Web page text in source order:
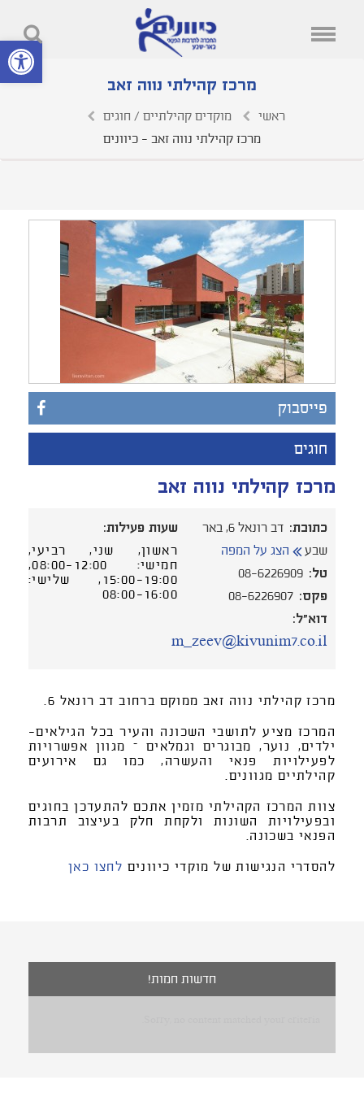
פתח סרגל
מרכז קהילתי נווה זאב
ראשי
מוקדים קהילתיים / חוגים
מרכז קהילתי נווה זאב - כיוונים
פייסבוק
חוגים
מרכז קהילתי נווה זאב
כתובת:
דב רונאל 6, באר
שבע
הצג על המפה
טל:
פקס:
דוא"ל:
m_zeev@kivunim7.co.il
שעות פעילות:
ראשון, שני, רביעי,
חמישי: 08:00-12:00,
15:00-19:00, שלישי:
08:00-16:00
מרכז קהילתי נווה זאב ממוקם ברחוב דב רונאל 6.
המרכז מציע לתושבי השכונה והעיר בכל הגילאים-
ילדים, נוער, מבוגרים וגמלאים – מגוון אפשרויות
לפעילויות פנאי והעשרה, כמו גם אירועים
קהילתיים מגוונים.
צוות המרכז הקהילתי מזמין אתכם להתעדכן בחוגים
ובפעילויות השונות ולקחת חלק בעיצוב תרבות
הפנאי בשכונה.
להסדרי הנגישות של מוקדי כיוונים לחצו כאן
חדשות חמות!